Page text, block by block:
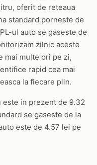
oferit de reteaua
standard porneste de
ul auto se gaseste de
zilnic aceste
mai multe ori pe zi,
rapid cea mai
la fiecare plin.
este in prezent de 9.32
se gaseste de la
este de 4.57 lei pe